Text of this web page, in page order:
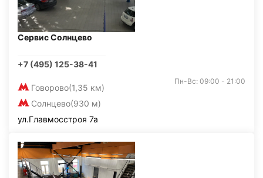
Сервис Солнцево
+7 (495) 125-38-41
Говорово(1,35 км)
Солнцево(930 м)
Пн-Вс: 09:00 - 21:00
ул.Главмосстроя 7а